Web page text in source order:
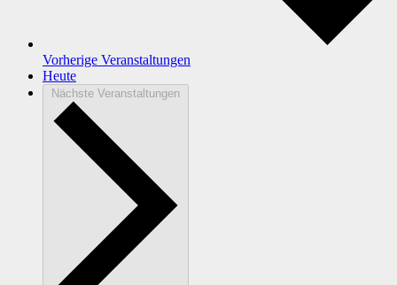
Vorherige Veranstaltungen
Heute
Nächste Veranstaltungen